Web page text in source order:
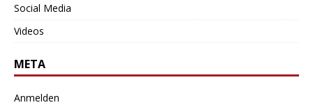
Social Media
Videos
META
Anmelden